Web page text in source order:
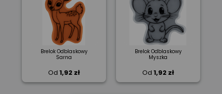
Brelok Odblaskowy
Sarna
Od 1,92 zł
Brelok Odblaskowy
Myszka
Od 1,92 zł